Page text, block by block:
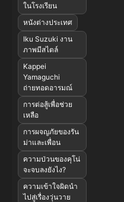
ในโรงเรียน
หนังต่างประเทศ
Iku Suzuki งาน
ภาพมีสไตล์
Kappei
Yamaguchi
ถ่ายทอดอารมณ์
การต่อสู้เพื่อช่วย
เหลือ
การผจญภัยของรัน
ม่าและเพื่อน
ความป่วนของคุโน่
จะจบลงยังไง?
ความเข้าใจผิดนำ
ไปสู่เรื่องวุ่นวาย